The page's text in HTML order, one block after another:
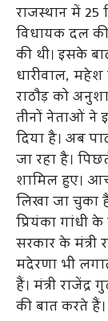
राजस्थान में
विधायक दल
की थी। इसके
धारीवाल,
राठौड़ को
तीनों नेताओं ने
दिया है। अब
जा रहा है।
शामिल हुए।
लिखा जा चुका
प्रियंका गांधी
सरकार के मंत्री
मदेरणा भी
हैं। मंत्री
की बात करते हैं।